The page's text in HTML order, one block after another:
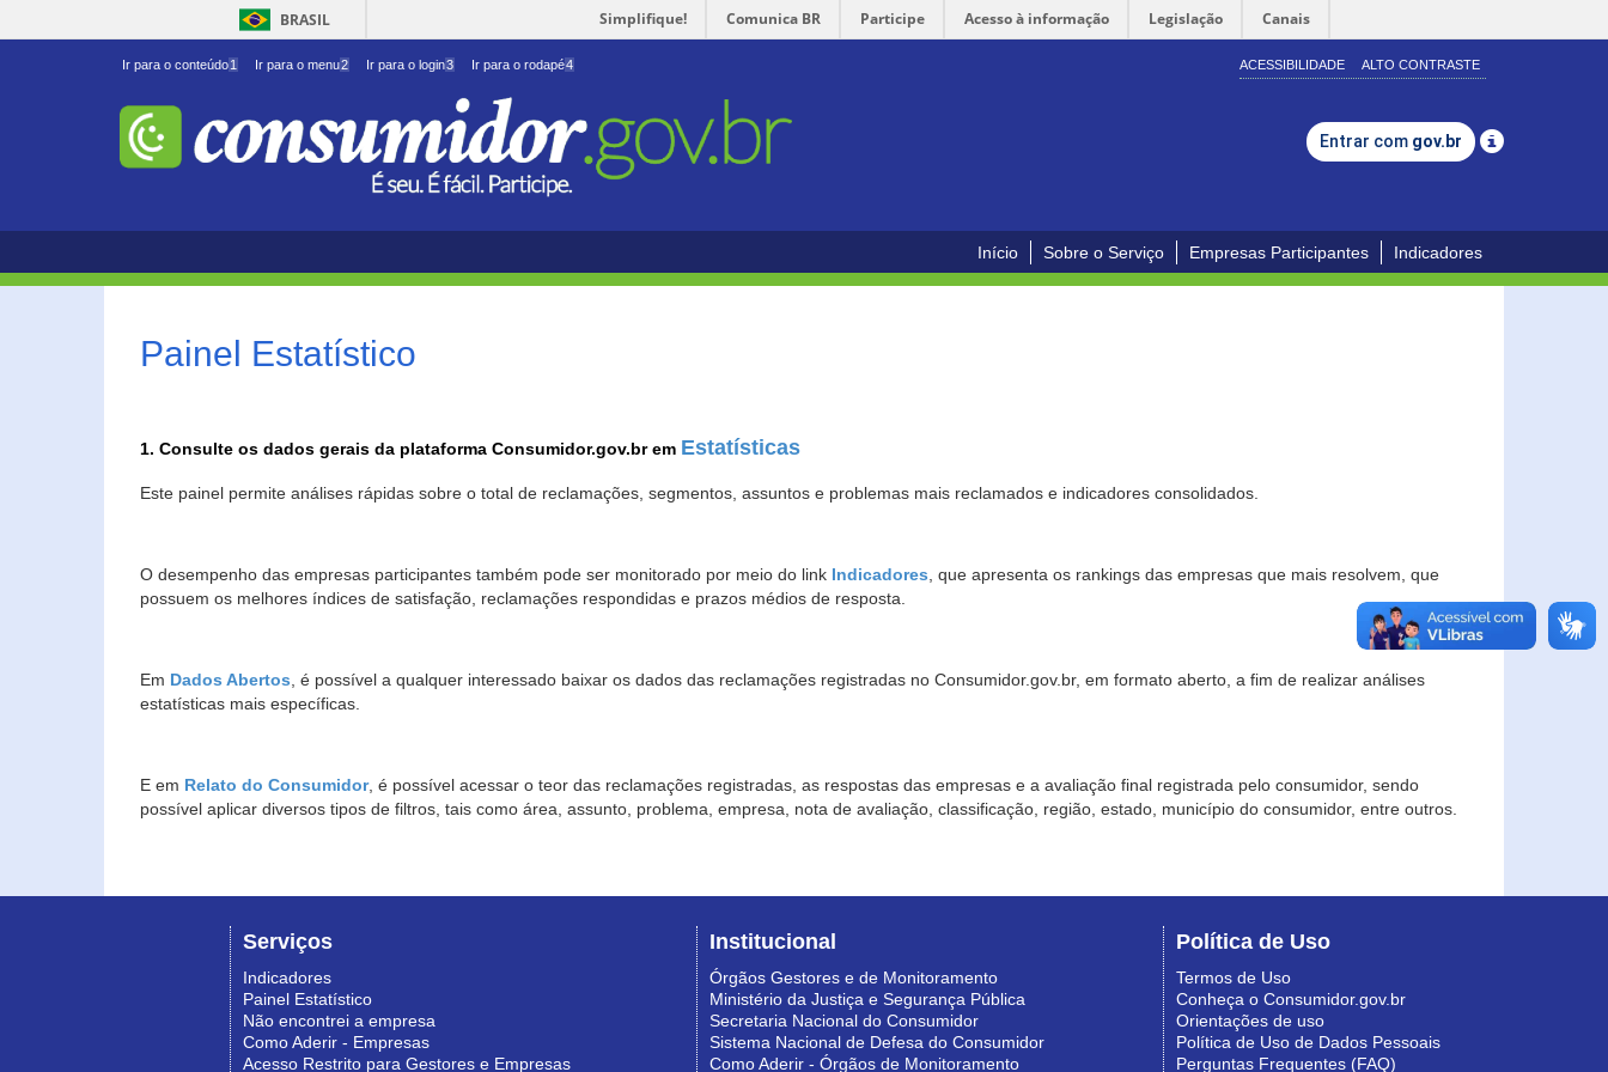
BRASIL Simplifique! Comunica BR Participe Acesso à informação Legislação Canais
Ir para o conteúdo1 Ir para o menu2 Ir para o login3 Ir para o rodapé4 ACESSIBILIDADE ALTO CONTRASTE
Entrar com gov.br
Início Sobre o Serviço Empresas Participantes Indicadores
Painel Estatístico
1. Consulte os dados gerais da plataforma Consumidor.gov.br em Estatísticas
Este painel permite análises rápidas sobre o total de reclamações, segmentos, assuntos e problemas mais reclamados e indicadores consolidados.
O desempenho das empresas participantes também pode ser monitorado por meio do link Indicadores, que apresenta os rankings das empresas que mais resolvem, que
possuem os melhores índices de satisfação, reclamações respondidas e prazos médios de resposta.
Em Dados Abertos, é possível a qualquer interessado baixar os dados das reclamações registradas no Consumidor.gov.br, em formato aberto, a fim de realizar análises
estatísticas mais específicas.
E em Relato do Consumidor, é possível acessar o teor das reclamações registradas, as respostas das empresas e a avaliação final registrada pelo consumidor, sendo
possível aplicar diversos tipos de filtros, tais como área, assunto, problema, empresa, nota de avaliação, classificação, região, estado, município do consumidor, entre outros.
Serviços
Indicadores
Painel Estatístico
Não encontrei a empresa
Como Aderir - Empresas
Acesso Restrito para Gestores e Empresas
Institucional
Órgãos Gestores e de Monitoramento
Ministério da Justiça e Segurança Pública
Secretaria Nacional do Consumidor
Sistema Nacional de Defesa do Consumidor
Como Aderir - Órgãos de Monitoramento
Política de Uso
Termos de Uso
Conheça o Consumidor.gov.br
Orientações de uso
Política de Uso de Dados Pessoais
Perguntas Frequentes (FAQ)